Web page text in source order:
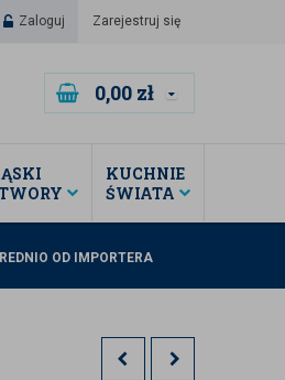
Zaloguj Zarejestruj się
0,00 zł
KUCHNIE
ŚWIATA
OD IMPORTERA